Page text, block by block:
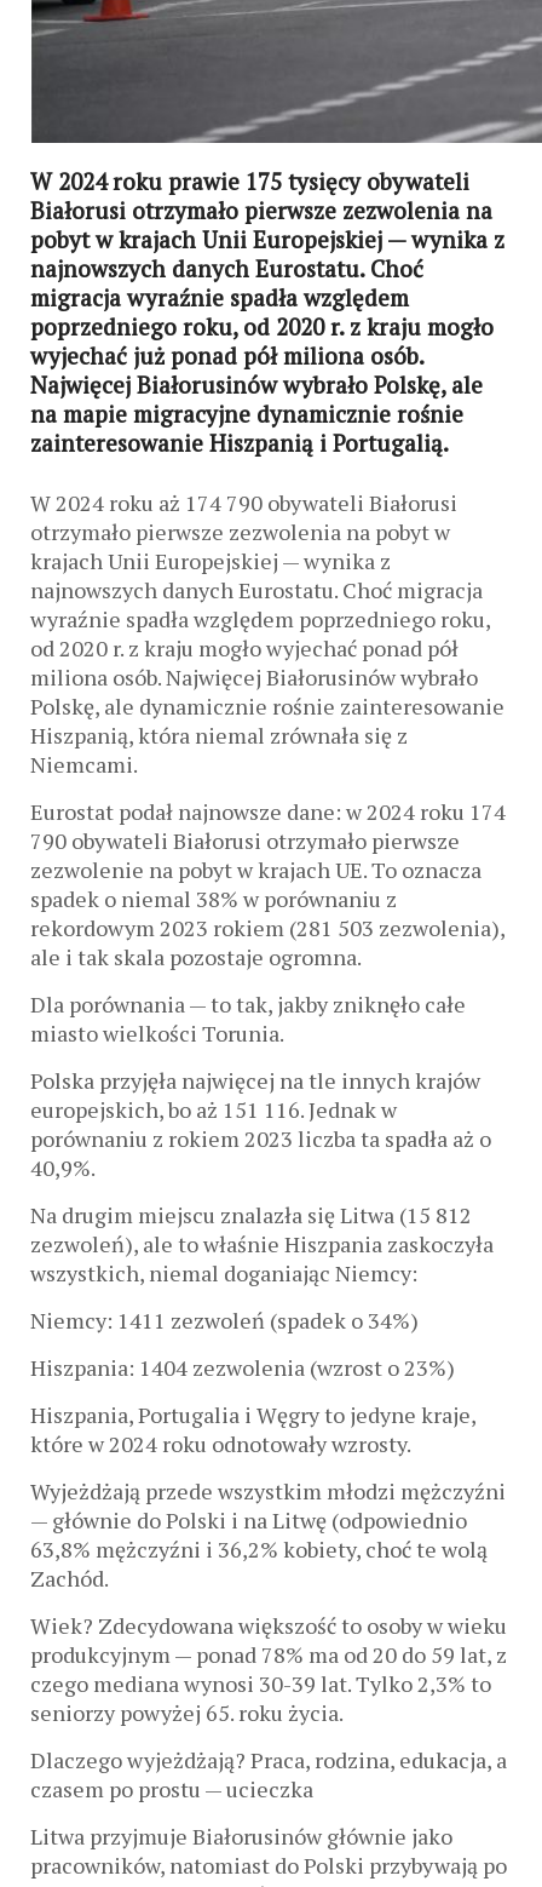
W 2024 roku prawie 175 tysięcy obywateli
Białorusi otrzymało pierwsze zezwolenia na
pobyt w krajach Unii Europejskiej — wynika z
najnowszych danych Eurostatu. Choć
migracja wyraźnie spadła względem
poprzedniego roku, od 2020 r. z kraju mogło
wyjechać już ponad pół miliona osób.
Najwięcej Białorusinów wybrało Polskę, ale
na mapie migracyjne dynamicznie rośnie
zainteresowanie Hiszpanią i Portugalią.
W 2024 roku aż 174 790 obywateli Białorusi
otrzymało pierwsze zezwolenia na pobyt w
krajach Unii Europejskiej — wynika z
najnowszych danych Eurostatu. Choć migracja
wyraźnie spadła względem poprzedniego roku,
od 2020 r. z kraju mogło wyjechać ponad pół
miliona osób. Najwięcej Białorusinów wybrało
Polskę, ale dynamicznie rośnie zainteresowanie
Hiszpanią, która niemal zrównała się z
Niemcami.
Eurostat podał najnowsze dane: w 2024 roku 174
790 obywateli Białorusi otrzymało pierwsze
zezwolenie na pobyt w krajach UE. To oznacza
spadek o niemal 38% w porównaniu z
rekordowym 2023 rokiem (281 503 zezwolenia),
ale i tak skala pozostaje ogromna.
Dla porównania — to tak, jakby zniknęło całe
miasto wielkości Torunia.
Polska przyjęła najwięcej na tle innych krajów
europejskich, bo aż 151 116. Jednak w
porównaniu z rokiem 2023 liczba ta spadła aż o
40,9%.
Na drugim miejscu znalazła się Litwa (15 812
zezwoleń), ale to właśnie Hiszpania zaskoczyła
wszystkich, niemal doganiając Niemcy:
Niemcy: 1411 zezwoleń (spadek o 34%)
Hiszpania: 1404 zezwolenia (wzrost o 23%)
Hiszpania, Portugalia i Węgry to jedyne kraje,
które w 2024 roku odnotowały wzrosty.
Wyjeżdżają przede wszystkim młodzi mężczyźni
— głównie do Polski i na Litwę (odpowiednio
63,8% mężczyźni i 36,2% kobiety, choć te wolą
Zachód.
Wiek? Zdecydowana większość to osoby w wieku
produkcyjnym — ponad 78% ma od 20 do 59 lat, z
czego mediana wynosi 30-39 lat. Tylko 2,3% to
seniorzy powyżej 65. roku życia.
Dlaczego wyjeżdżają? Praca, rodzina, edukacja, a
czasem po prostu — ucieczka
Litwa przyjmuje Białorusinów głównie jako
pracowników, natomiast do Polski przybywają po